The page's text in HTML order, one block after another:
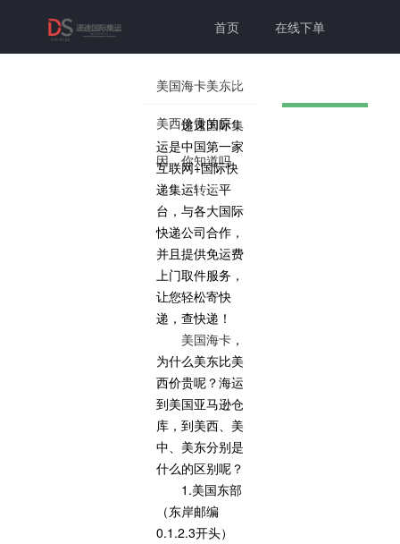
首页 在线下单
联系我们
个人中心
切换为老
版本
美国海卡美东比
美西价贵的原
因，你知道吗
递速国际集
运是中国第一家
互联网+国际快
递集运转运平
台，与各大国际
快递公司合作，
并且提供免运费
上门取件服务，
让您轻松寄快
递，查快递！
美国海卡 ，
为什么美东比美
西价贵呢？海运
到美国亚马逊仓
库，到美西、美
中、美东分别是
什么的区别呢？
1.美国东部
（东岸邮编
0.1.2.3开头）